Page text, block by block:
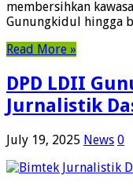
membersihkan
Gunungkidul hingga
Read More »
DPD LDII
Jurnalistik
July 19, 2025 News 0